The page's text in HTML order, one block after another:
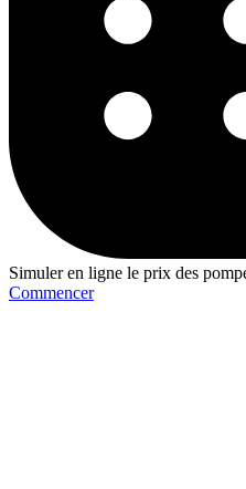
Simuler en ligne le prix des
Commencer